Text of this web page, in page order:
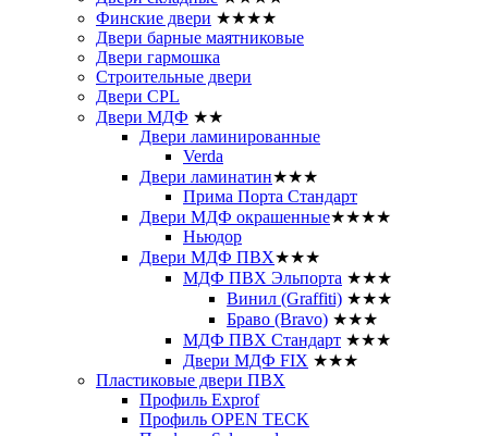
Финские двери ★★★★
Двери барные маятниковые
Двери гармошка
Строительные двери
Двери CРL
Двери МДФ ★★
Двери ламинированные
Verda
Двери ламинатин★★★
Прима Порта Стандарт
Двери МДФ окрашенные★★★★
Ньюдор
Двери МДФ ПВХ★★★
МДФ ПВХ Эльпорта ★★★
Винил (Graffiti) ★★★
Браво (Bravo) ★★★
МДФ ПВХ Стандарт ★★★
Двери МДФ FIX ★★★
Пластиковые двери ПВХ
Профиль Exprof
Профиль OPEN TECK